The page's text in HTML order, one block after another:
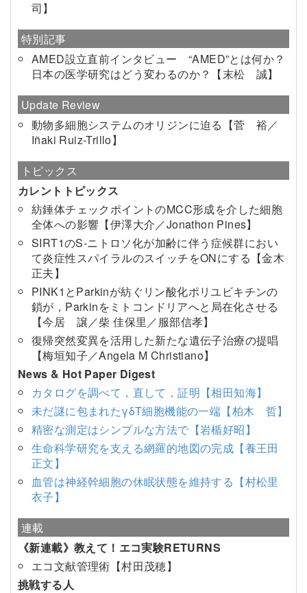
司】
特別記事
AMED設立直前インタビュー “AMED”とは何か？
日本の医学研究はどう変わるのか？【末松 誠】
Update Review
動物多細胞システムのオリジンに迫る【菅 裕／
Iñaki Ruiz-Trillo】
トピックス
カレントトピックス
紡錘体チェックポイントのMCC形成を介した細胞
全体への影響【伊澤大介／Jonathon Pines】
SIRT1のS-ニトロソ化が加齢に伴う症候群におい
て炎症性スパイラルのスイッチをONにする【金木
正夫】
PINK1とParkinが紡ぐリン酸化ポリユビキチンの
鎖が，Parkinをミトコンドリアへと局在化させる
【今居 譲／柴 佳保里／服部信孝】
復帰突然変異を活用した新たな遺伝子治療の提唱
【梅垣知子／Angela M Christiano】
News & Hot Paper Digest
カタログを調べて，直して，証明【相田知海】
未だ謎に包まれたγδT細胞機能の一端【柏木 哲】
精密な測定はシンプルな方法で【岩楯好昭】
生命科学研究を支える網羅的地図の完成【養王田
正文】
血管は神経幹細胞の休眠状態を維持する【村松里
衣子】
連載
《新連載》教えて！エコ実験RETURNS
エコ文献管理術【村田茂穂】
挑戦する人